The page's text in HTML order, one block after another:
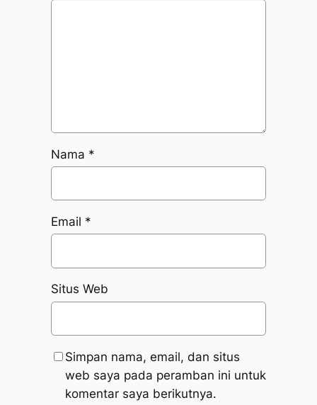
Nama *
Email *
Situs Web
Simpan nama, email, dan situs
web saya pada peramban ini untuk
komentar saya berikutnya.